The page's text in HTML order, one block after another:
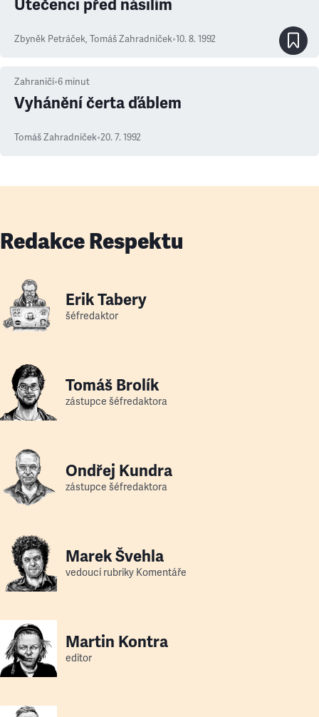
Utečenci před násilím
Zbyněk Petráček, Tomáš Zahradníček•10. 8. 1992
Zahraničí•6 minut
Vyhánění čerta ďáblem
Tomáš Zahradníček•20. 7. 1992
Redakce Respektu
Erik Tabery
šéfredaktor
Tomáš Brolík
zástupce šéfredaktora
Ondřej Kundra
zástupce šéfredaktora
Marek Švehla
vedoucí rubriky Komentáře
Martin Kontra
editor